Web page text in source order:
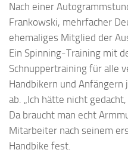
Nach einer
Frankowski, mehrfacher
ehemaliges Mitglied der
Ein Spinning-Training mit
Schnuppertraining für alle
Handbikern und
ab. „Ich hätte nicht
Da braucht man echt
Mitarbeiter nach seinem
Handbike fest.